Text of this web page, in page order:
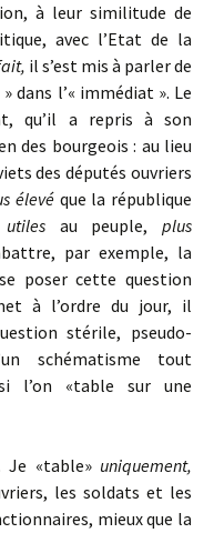
à leur similitude de
avec l’Etat de la
il s’est mis à parler de
dans l’« immédiat ». Le
qu’il a repris à son
des bourgeois : au lieu
des députés ouvriers
élevé que la république
au peuple,plus
par exemple, la
poser cette question
à l’ordre du jour, il
stérile, pseudo-
schématisme tout
l’on «table sur une
«table» uniquement,
les soldats et les
mieux que la